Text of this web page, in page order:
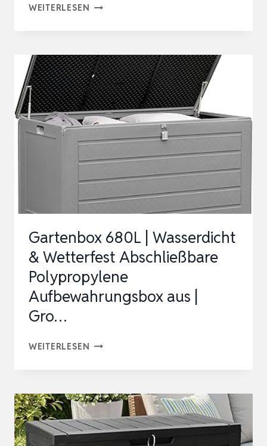
WEITERLESEN BIGDEAN
170L
MIT
STECKSYSTEM
AUS
KUNSTSTOFF
AUFLAGENBOX
WASSERDICHT
F…
Gartenbox 680L | Wasserdicht
& Wetterfest Abschließbare
Polypropylene
Aufbewahrungsbox aus |
Gro…
WEITERLESEN GARTENBOX
WASSERDICHT
&
WETTERFEST